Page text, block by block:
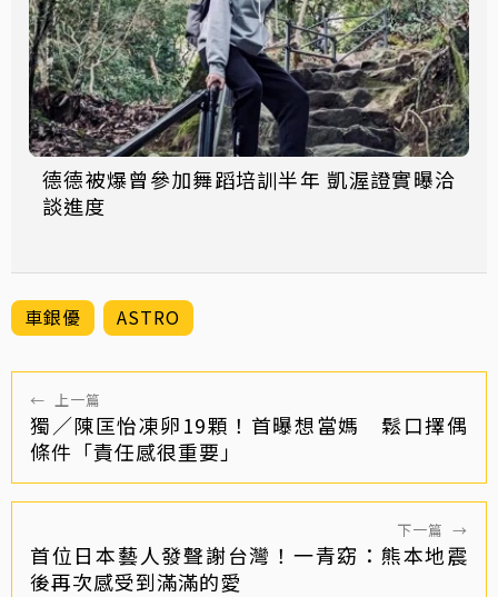
德德被爆曾參加舞蹈培訓半年 凱渥證實曝洽
談進度
車銀優 ASTRO
← 上一篇
獨／陳匡怡凍卵19顆！首曝想當媽 鬆口擇偶
條件「責任感很重要」
下一篇 →
首位日本藝人發聲謝台灣！一青窈：熊本地震
後再次感受到滿滿的愛